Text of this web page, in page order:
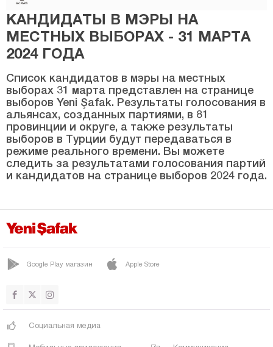
ДОГАНКЕНТ
Эймир
Халыкёй
КАДИШЕХРИ
Караякуп
Конуклар
Центр
Озюкавак
ШЕФААТЛИ
КАНДИДАТЫ В МЭРЫ НА
МЕСТНЫХ ВЫБОРАХ - 31 МАРТА
2024 ГОДА
Список кандидатов в мэры на местных
выборах 31 марта представлен на странице
выборов Yeni Şafak. Результаты голосования в
альянсах, созданных партиями, в 81
провинции и округе, а также результаты
выборов в Турции будут передаваться в
режиме реального времени. Вы можете
следить за результатами голосования партий
и кандидатов на странице выборов 2024 года.
Google Play магазин Apple Store
Социальная медиа